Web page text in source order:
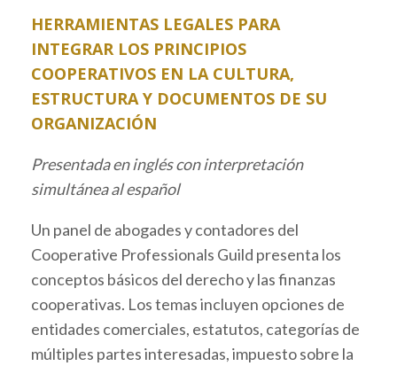
HERRAMIENTAS LEGALES PARA
INTEGRAR LOS PRINCIPIOS
COOPERATIVOS EN LA CULTURA,
ESTRUCTURA Y DOCUMENTOS DE SU
ORGANIZACIÓN
Presentada en inglés con interpretación
simultánea al español
Un panel de abogades y contadores del
Cooperative Professionals Guild presenta los
conceptos básicos del derecho y las finanzas
cooperativas. Los temas incluyen opciones de
entidades comerciales, estatutos, categorías de
múltiples partes interesadas, impuesto sobre la